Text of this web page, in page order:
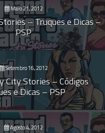
Maio 21, 2012
– Truques e Dicas –
PSP
Setembro 16, 2012
City Stories – Códigos
e Dicas – PSP
Agosto 4, 2012